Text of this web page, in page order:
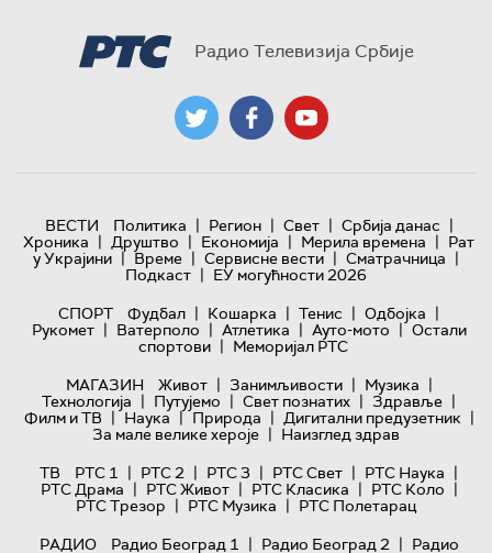
Радио Телевизија Србије
ВЕСТИ Политика | Регион | Свет | Србија данас |
Хроника | Друштво | Економија | Мерила времена | Рат
у Украјини | Време | Сервисне вести | Сматрачница |
Подкаст | ЕУ могућности 2026
СПОРТ
Фудбал | Кошарка | Тенис | Одбојка |
Рукомет | Ватерполо | Атлетика | Ауто-мото | Остали
спортови | Меморијал РТС
МАГАЗИН
Живот | Занимљивости | Музика |
Технологијa | Путујемо | Свет познатих | Здравље |
Филм и ТВ | Наука | Природа | Дигитални предузетник |
За мале велике хероје | Наизглед здрав
ТВ
РТС 1 | РТС 2 | РТС 3 | РТС Свет | РТС Наука |
РТС Драма | РТС Живот | РТС Класика | РТС Коло |
РТС Трезор | РТС Музика | РТС Полетарац
РАДИО
Радио Београд 1 | Радио Београд 2 | Радио